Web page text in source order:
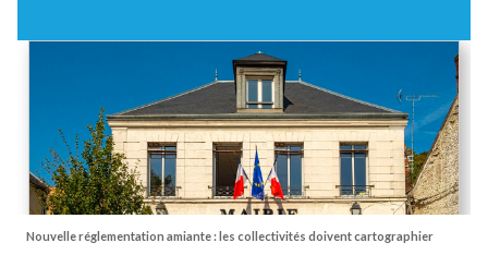
er
Assemblée générale de la FP2E. Lire le
rapport